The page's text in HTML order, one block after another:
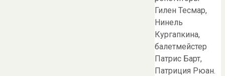
Гилен Тесмар,
Нинель
Кургапкина,
балетмейстер
Патрис Барт,
Патриция Рюан.